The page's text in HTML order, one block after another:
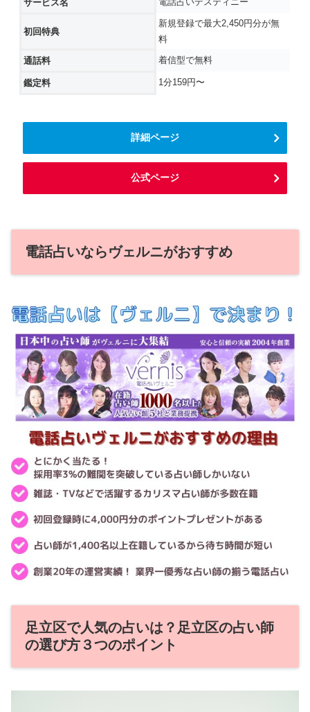
サービス名
初回特典
新規登録で最大2,450円分が無
料
通話料 着信型で無料
鑑定料 1分159円〜
詳細ページ
公式ページ
電話占いならヴェルニがおすすめ
足立区で人気の占いは？足立区の占い師
の選び方３つのポイント